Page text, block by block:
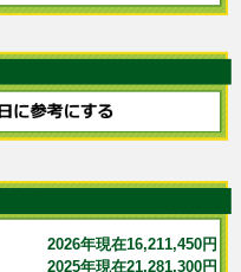
2026年現在16,211,450円
2025年現在21,281,300円